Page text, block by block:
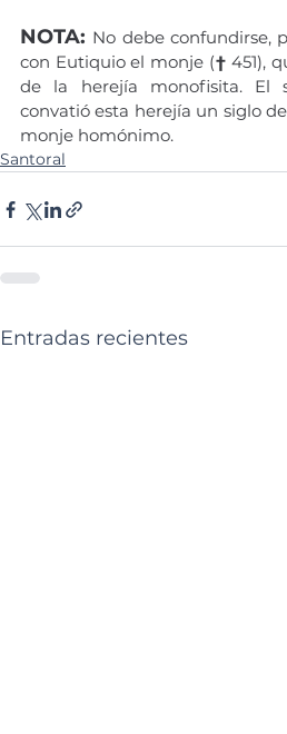
NOTA: No debe confundirse,
con Eutiquio el monje († 451),
de la herejía monofisita. El
convatió esta herejía un siglo
monje homónimo.
Santoral
Entradas recientes